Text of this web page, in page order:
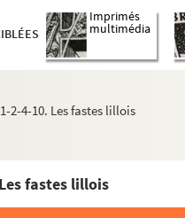
Imprimés
multimédia
2-4-10. Les fastes lillois
fastes lillois
Nord de Lille